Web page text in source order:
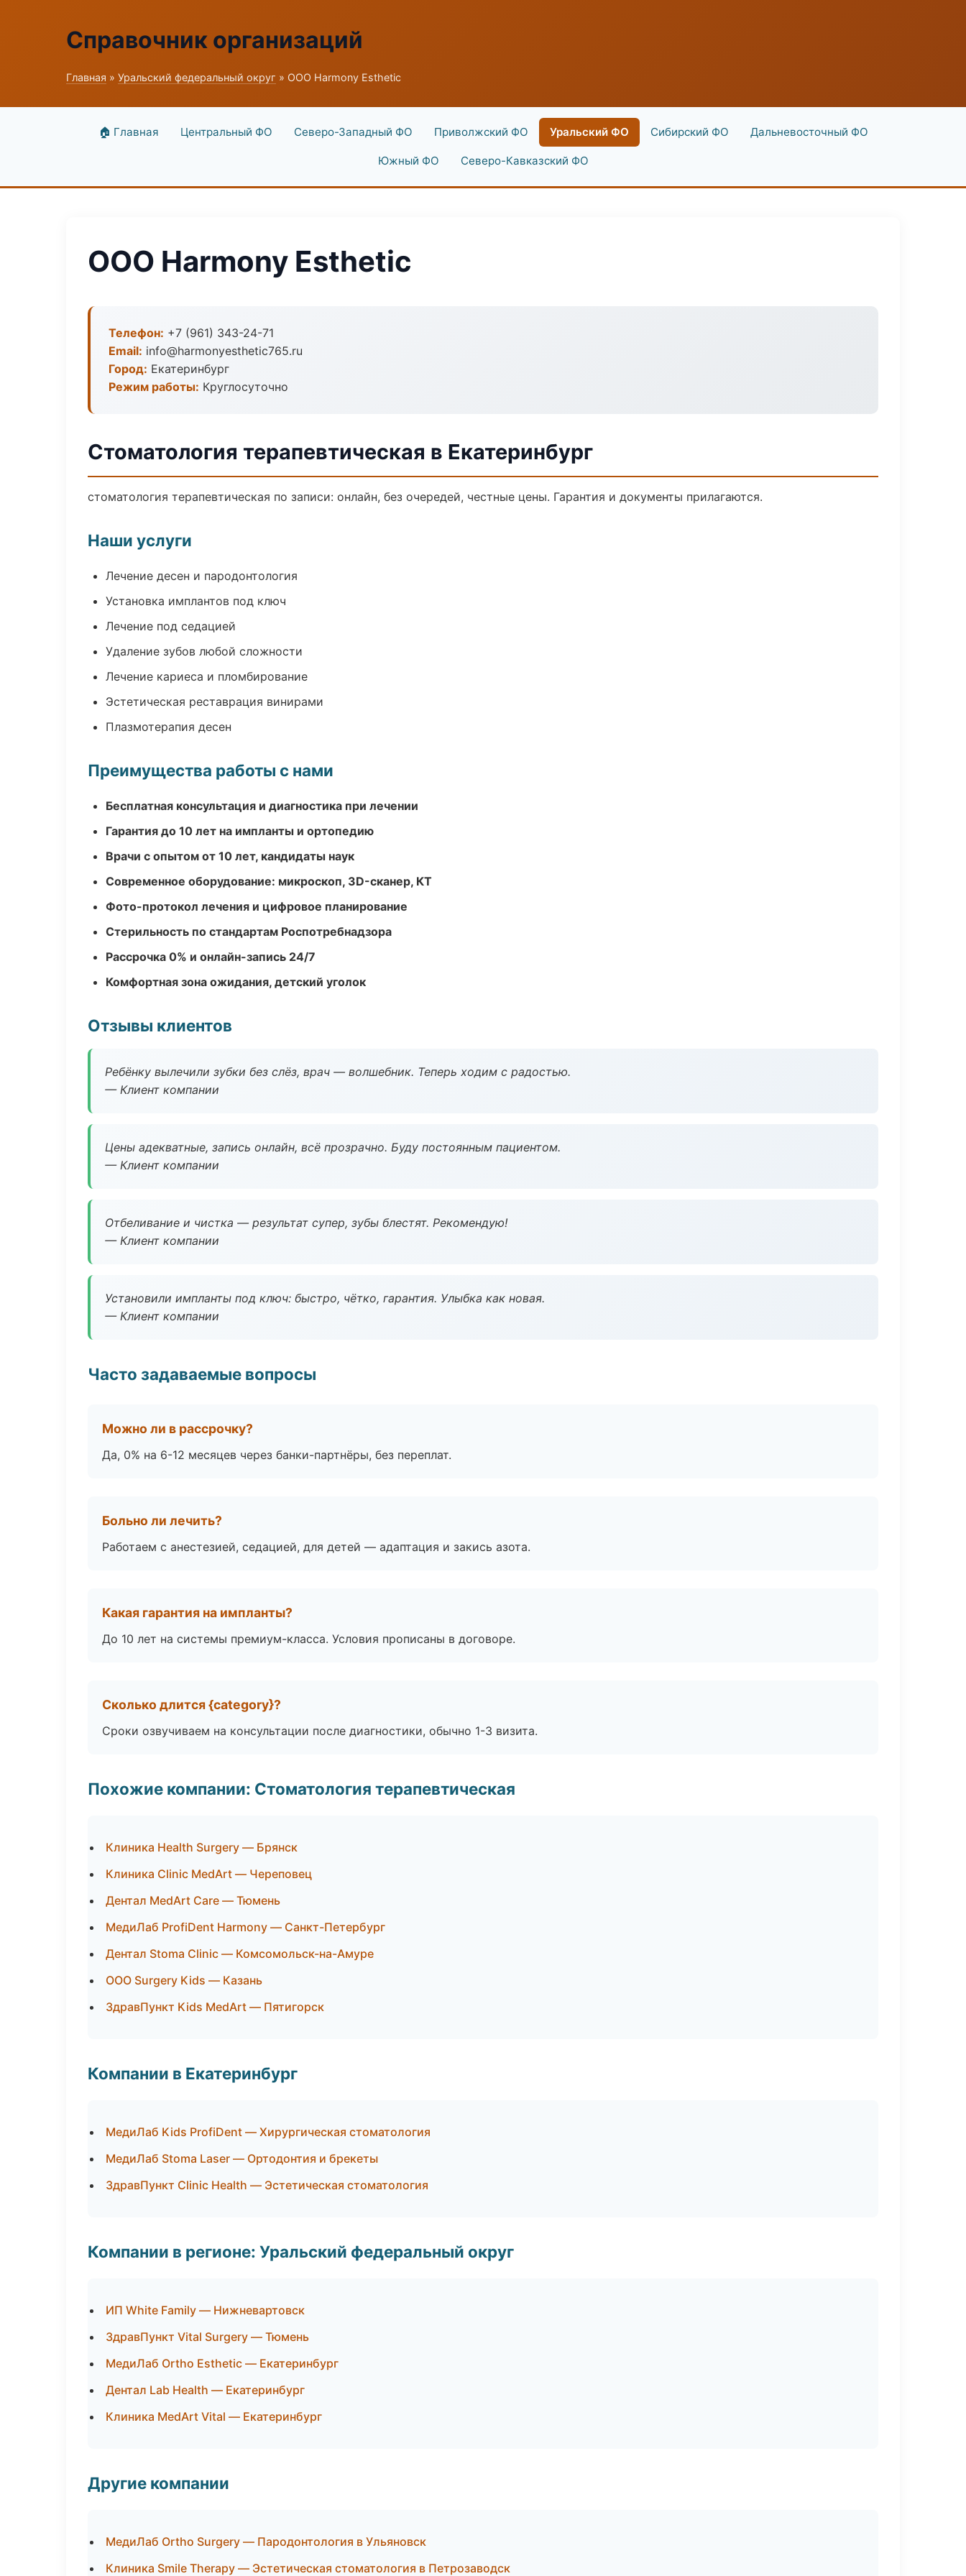
Справочник организаций
Главная » Уральский федеральный округ » ООО Harmony Esthetic
🏠 Главная Центральный ФО Северо-Западный ФО Приволжский ФО Уральский ФО Сибирский ФО Дальневосточный ФО
Южный ФО Северо-Кавказский ФО
ООО Harmony Esthetic
Телефон: +7 (961) 343-24-71
Email: info@harmonyesthetic765.ru
Город: Екатеринбург
Режим работы: Круглосуточно
Стоматология терапевтическая в Екатеринбург
стоматология терапевтическая по записи: онлайн, без очередей, честные цены. Гарантия и документы прилагаются.
Наши услуги
Лечение десен и пародонтология
Установка имплантов под ключ
Лечение под седацией
Удаление зубов любой сложности
Лечение кариеса и пломбирование
Эстетическая реставрация винирами
Плазмотерапия десен
Преимущества работы с нами
Бесплатная консультация и диагностика при лечении
Гарантия до 10 лет на импланты и ортопедию
Врачи с опытом от 10 лет, кандидаты наук
Современное оборудование: микроскоп, 3D-сканер, КТ
Фото-протокол лечения и цифровое планирование
Стерильность по стандартам Роспотребнадзора
Рассрочка 0% и онлайн-запись 24/7
Комфортная зона ожидания, детский уголок
Отзывы клиентов
Ребёнку вылечили зубки без слёз, врач — волшебник. Теперь ходим с радостью.
— Клиент компании
Цены адекватные, запись онлайн, всё прозрачно. Буду постоянным пациентом.
— Клиент компании
Отбеливание и чистка — результат супер, зубы блестят. Рекомендую!
— Клиент компании
Установили импланты под ключ: быстро, чётко, гарантия. Улыбка как новая.
— Клиент компании
Часто задаваемые вопросы
Можно ли в рассрочку?
Да, 0% на 6-12 месяцев через банки-партнёры, без переплат.
Больно ли лечить?
Работаем с анестезией, седацией, для детей — адаптация и закись азота.
Какая гарантия на импланты?
До 10 лет на системы премиум-класса. Условия прописаны в договоре.
Сколько длится {category}?
Сроки озвучиваем на консультации после диагностики, обычно 1-3 визита.
Похожие компании: Стоматология терапевтическая
Клиника Health Surgery — Брянск
Клиника Clinic MedArt — Череповец
Дентал MedArt Care — Тюмень
МедиЛаб ProfiDent Harmony — Санкт-Петербург
Дентал Stoma Clinic — Комсомольск-на-Амуре
ООО Surgery Kids — Казань
ЗдравПункт Kids MedArt — Пятигорск
Компании в Екатеринбург
МедиЛаб Kids ProfiDent — Хирургическая стоматология
МедиЛаб Stoma Laser — Ортодонтия и брекеты
ЗдравПункт Clinic Health — Эстетическая стоматология
Компании в регионе: Уральский федеральный округ
ИП White Family — Нижневартовск
ЗдравПункт Vital Surgery — Тюмень
МедиЛаб Ortho Esthetic — Екатеринбург
Дентал Lab Health — Екатеринбург
Клиника MedArt Vital — Екатеринбург
Другие компании
МедиЛаб Ortho Surgery — Пародонтология в Ульяновск
Клиника Smile Therapy — Эстетическая стоматология в Петрозаводск